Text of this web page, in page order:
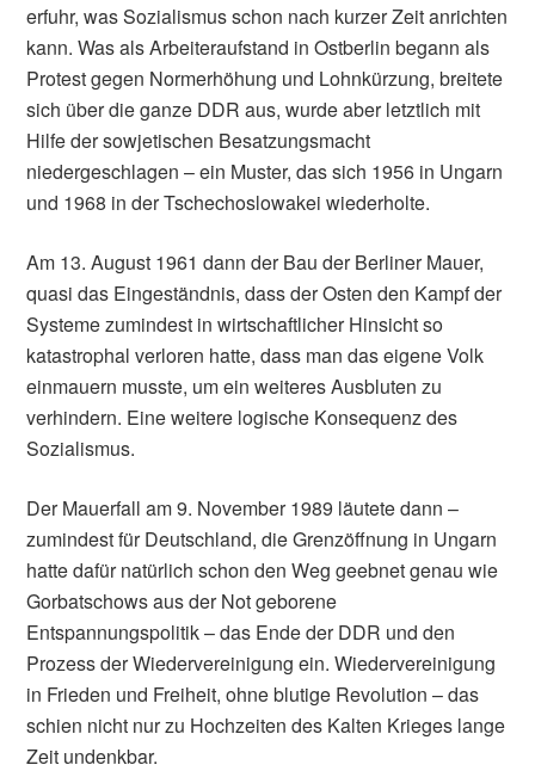
erfuhr, was Sozialismus schon nach kurzer Zeit anrichten
kann. Was als Arbeiteraufstand in Ostberlin begann als
Protest gegen Normerhöhung und Lohnkürzung, breitete
sich über die ganze DDR aus, wurde aber letztlich mit
Hilfe der sowjetischen Besatzungsmacht
niedergeschlagen – ein Muster, das sich 1956 in Ungarn
und 1968 in der Tschechoslowakei wiederholte.
Am 13. August 1961 dann der Bau der Berliner Mauer,
quasi das Eingeständnis, dass der Osten den Kampf der
Systeme zumindest in wirtschaftlicher Hinsicht so
katastrophal verloren hatte, dass man das eigene Volk
einmauern musste, um ein weiteres Ausbluten zu
verhindern. Eine weitere logische Konsequenz des
Sozialismus.
Der Mauerfall am 9. November 1989 läutete dann –
zumindest für Deutschland, die Grenzöffnung in Ungarn
hatte dafür natürlich schon den Weg geebnet genau wie
Gorbatschows aus der Not geborene
Entspannungspolitik – das Ende der DDR und den
Prozess der Wiedervereinigung ein. Wiedervereinigung
in Frieden und Freiheit, ohne blutige Revolution – das
schien nicht nur zu Hochzeiten des Kalten Krieges lange
Zeit undenkbar.